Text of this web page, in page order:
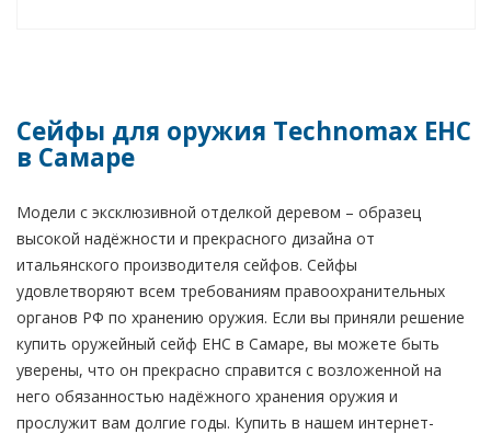
Сейфы для оружия Technomax EHC
в Самаре
Модели с эксклюзивной отделкой деревом – образец
высокой надёжности и прекрасного дизайна от
итальянского производителя сейфов. Сейфы
удовлетворяют всем требованиям правоохранительных
органов РФ по хранению оружия. Если вы приняли решение
купить оружейный сейф EHC в Самаре, вы можете быть
уверены, что он прекрасно справится с возложенной на
него обязанностью надёжного хранения оружия и
прослужит вам долгие годы. Купить в нашем интернет-